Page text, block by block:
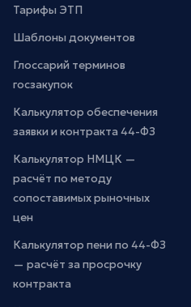
Тарифы ЭТП
Шаблоны документов
Глоссарий терминов
госзакупок
Калькулятор обеспечения
заявки и контракта 44-ФЗ
Калькулятор НМЦК —
расчёт по методу
сопоставимых рыночных
цен
Калькулятор пени по 44-ФЗ
— расчёт за просрочку
контракта